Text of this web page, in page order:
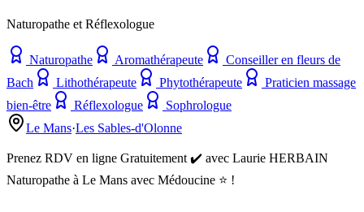
Naturopathe et Réflexologue
Naturopathe Aromathérapeute
Conseiller en fleurs de
Bach
Lithothérapeute Phytothérapeute
Praticien massage
bien-être
Réflexologue
Sophrologue
Le Mans·Les Sables-d'Olonne
Prenez RDV en ligne Gratuitement ✔️ avec Laurie HERBAIN
Naturopathe à Le Mans avec Médoucine ⭐ !